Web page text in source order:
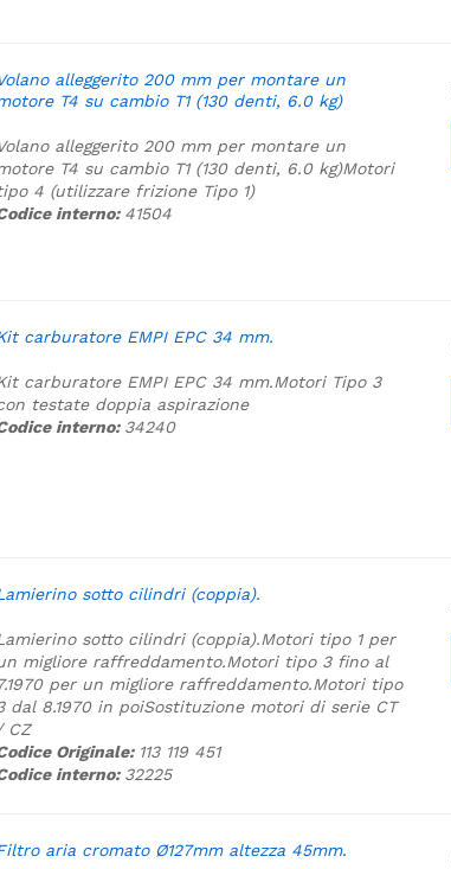
alleggerito 200 mm per montare un
T4 su cambio T1 (130 denti, 6.0 kg)
alleggerito 200 mm per montare un
T4 su cambio T1 (130 denti, 6.0 kg)Motori
4 (utilizzare frizione Tipo 1)
interno: 41504
carburatore EMPI EPC 34 mm.
carburatore EMPI EPC 34 mm.Motori Tipo 3
testate doppia aspirazione
interno: 34240
sotto cilindri (coppia).
sotto cilindri (coppia).Motori tipo 1 per
migliore raffreddamento.Motori tipo 3 fino al
per un migliore raffreddamento.Motori tipo
dal 8.1970 in poiSostituzione motori di serie CT
CZ
Originale: 113 119 451
interno: 32225
aria cromato Ø127mm altezza 45mm.